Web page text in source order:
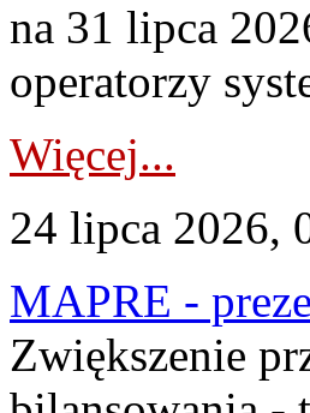
na 31 lipca
operatorzy
Więcej...
24 lipca 2026,
MAPRE -
Zwiększenie